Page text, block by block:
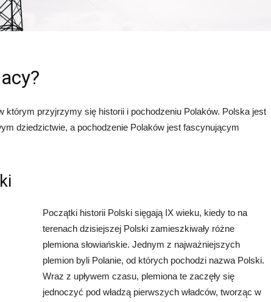
którym przyjrzymy się historii i pochodzeniu Polaków. Polska jest
dziedzictwie, a pochodzenie Polaków jest fascynującym
Początki historii Polski sięgają IX wieku, kiedy to na
terenach dzisiejszej Polski zamieszkiwały różne
plemiona słowiańskie. Jednym z najważniejszych
plemion byli Polanie, od których pochodzi nazwa Polski.
Wraz z upływem czasu, plemiona te zaczęły się
jednoczyć pod władzą pierwszych władców, tworząc w